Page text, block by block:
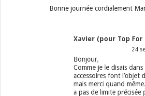
Bonne journée cordialement
Xavier (pour Top For
24
Bonjour,
Comme je le disais dans
accessoires font l’objet
mais merci quand
a pas de limite précisée